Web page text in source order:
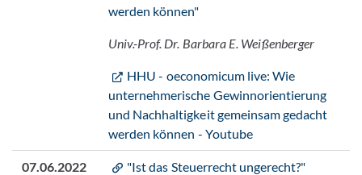
werden können"
Univ.-Prof. Dr. Barbara E. Weißenberger
HHU - oeconomicum live: Wie
unternehmerische Gewinnorientierung
und Nachhaltigkeit gemeinsam gedacht
werden können - Youtube
07.06.2022
"Ist das Steuerrecht ungerecht?"